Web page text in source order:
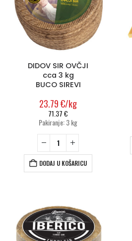
DIDOV SIR OVČJI
cca 3 kg
BUCO SIREVI
23.79€/kg
71.37€
Pakiranje: 3 kg
DODAJ U KOŠARICU